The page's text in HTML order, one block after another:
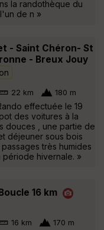
la randothèque du
de n »
- Saint Chéron- St
- Breux Jouy
22 km 180 m
effectuée le 19
des voitures à la
douces , une partie de
déjeuner sous bois
très humides
hivernale. »
16 km
16 km 170 m